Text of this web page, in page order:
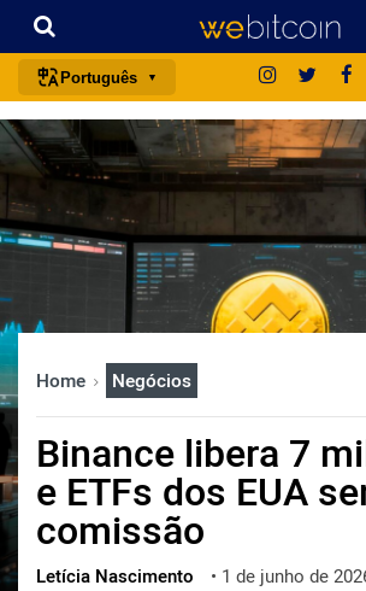
Português
português (BR)
english
español
français
中文
한국어
العربية
ქართული
Home Negócios
Binance libera 7
e ETFs dos EUA
comissão
Letícia Nascimento • 1 de junho de